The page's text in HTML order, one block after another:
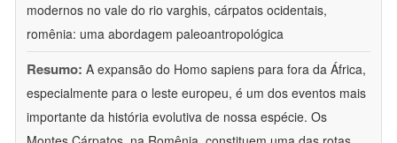
modernos no vale do rio varghis, cárpatos ocidentais,
romênia: uma abordagem paleoantropológica
Resumo: A expansão do Homo sapiens para fora da África,
especialmente para o leste europeu, é um dos eventos mais
importante da história evolutiva de nossa espécie. Os